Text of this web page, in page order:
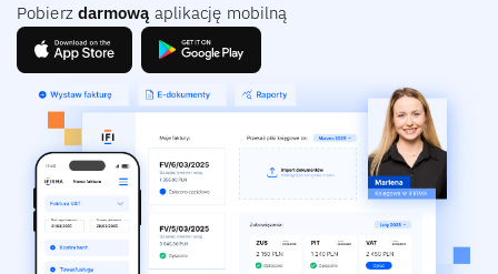
Pobierz darmową aplikację mobilną